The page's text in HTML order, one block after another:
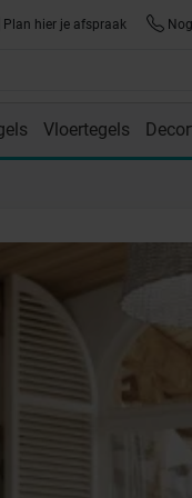
Plan hier je afspraak Nog
Vloertegels